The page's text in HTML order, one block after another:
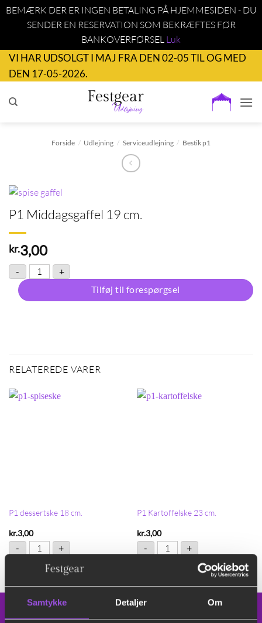
Samtykke Detaljer Om
BEMÆRK DER ER INGEN BETALING PÅ HJEMMESIDEN - DU
SENDER EN RESERVATION SOM BEKRÆFTES FØR
BANKOVERFØRSEL Luk
Fortsæt
VI HAR UDSOLGT I MAJ FRA DEN 02-05 TIL OG MED
DEN 17-05-2026.
Forside / Udlejning / Serviceudlejning / Bestik p1
P1 Middagsgaffel 19 cm.
kr.3,00
- P1 Middagsgaffel 19 cm. antal
+
Tilføj til forespørgsel
RELATEREDE VARER
P1 dessertske 18 cm.
kr.3,00
Tilføj til forespørgsel
- P1 dessertske 18 cm. antal
+
P1 Kartoffelske 23 cm.
kr.3,00
Tilføj til forespørgsel
- P1 Kartoffelske 23 cm. antal
+